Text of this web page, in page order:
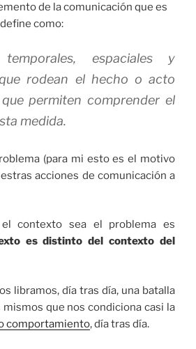
de la comunicación que es
como:
temporales, espaciales y
rodean el hecho o acto
permiten comprender el
medida.
(para mi esto es el motivo
acciones de comunicación a
contexto sea el problema es
es distinto del contexto del
libramos, día tras día, una batalla
que nos condiciona casi la
comportamiento, día tras día.